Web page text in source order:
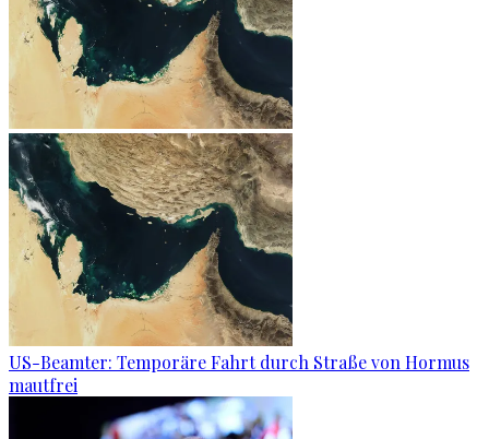
US-Beamter: Temporäre Fahrt durch Straße von Hormus
mautfrei